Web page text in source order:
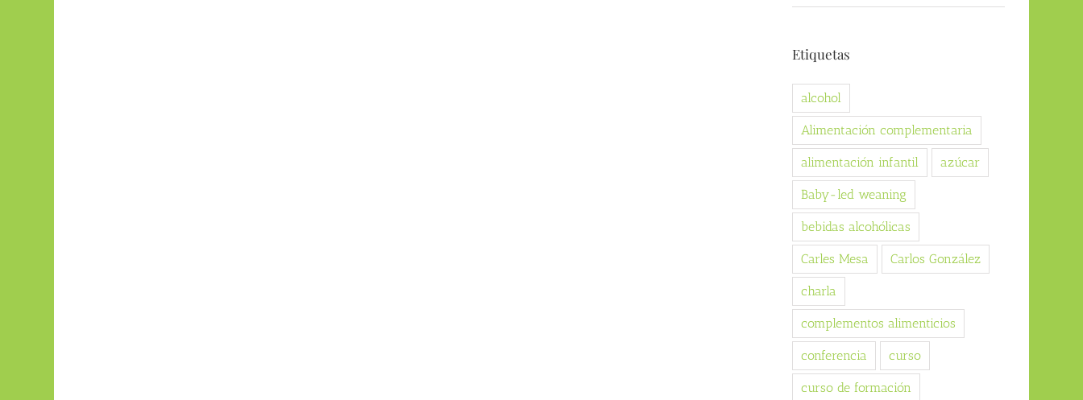
Etiquetas
alcohol
Alimentación complementaria
alimentación infantil azúcar
Baby-led weaning
bebidas alcohólicas
Carles Mesa Carlos González
charla
complementos alimenticios
conferencia curso
curso de formación